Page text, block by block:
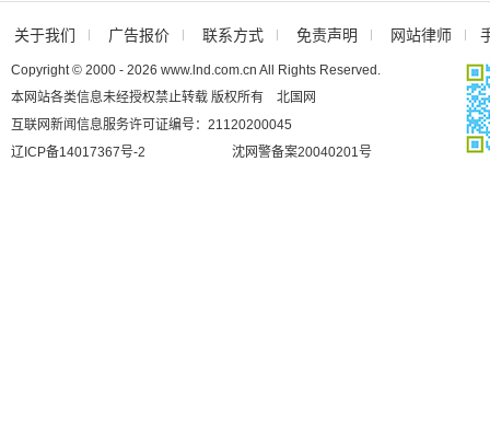
关于我们 广告报价 联系方式 免责声明 网站律师
Copyright © 2000 - 2026 www.lnd.com.cn All Rights Reserved.
本网站各类信息未经授权禁止转载 版权所有 北国网
互联网新闻信息服务许可证编号：21120200045
辽ICP备14017367号-2
沈网警备案20040201号